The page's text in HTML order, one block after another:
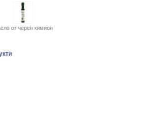
от черен кимион